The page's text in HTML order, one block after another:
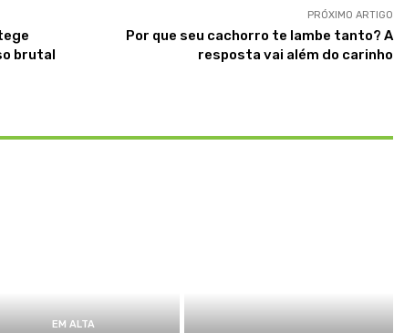
brutal
PRÓXIMO ARTIGO
Por que seu cachorro te lambe tanto? A
resposta vai além do carinho
EM ALTA